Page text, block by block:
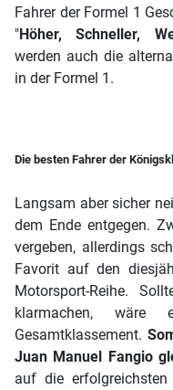
Fahrer der Formel 1
"Höher, Schneller,
werden auch die
in der Formel 1.
Die besten Fahrer der
Langsam aber sicher
dem Ende entgegen.
vergeben, allerdings
Favorit auf den
Motorsport-Reihe.
klarmachen,
Gesamtklassement.
Juan Manuel Fangio
auf die